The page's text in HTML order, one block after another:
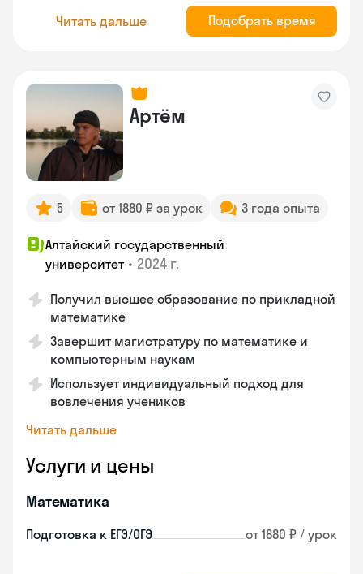
Читать дальше Подобрать время
Артём
5 от 1880 ₽ за урок 3 года опыта
Алтайский государственный
университет • 2024 г.
Получил высшее образование по прикладной
математике
Завершит магистратуру по математике и
компьютерным наукам
Использует индивидуальный подход для
вовлечения учеников
Читать дальше
Услуги и цены
Математика
Подготовка к ЕГЭ/ОГЭ от 1880 ₽ / урок